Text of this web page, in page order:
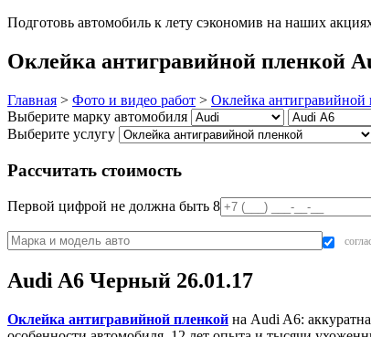
Подготовь автомобиль к лету сэкономив на наших
Оклейка антигравийной пленкой
Главная > Фото и видео работ > Оклейка антигравийной
Выберите марку автомобиля
Выберите услугу
Рассчитать стоимость
Первой цифрой не должна быть 8
Audi A6 Черный 26.01.17
Оклейка антигравийной пленкой на Audi A6: